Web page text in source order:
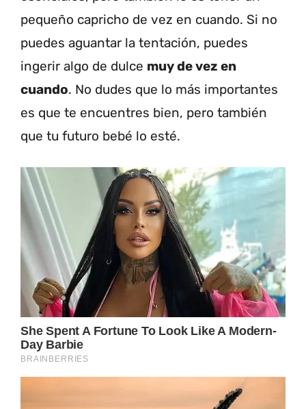
pequeño capricho de vez en cuando. Si no
puedes aguantar la tentación, puedes
ingerir algo de dulce muy de vez en
cuando. No dudes que lo más importantes
es que te encuentres bien, pero también
que tu futuro bebé lo esté.